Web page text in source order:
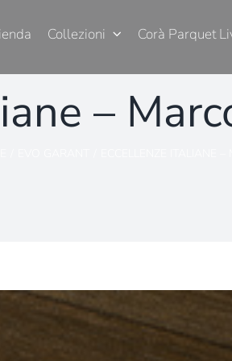
Collezioni Corà Parquet
–